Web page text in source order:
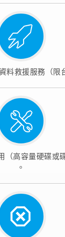
料救援服務（限
（高容量硬碟或
。